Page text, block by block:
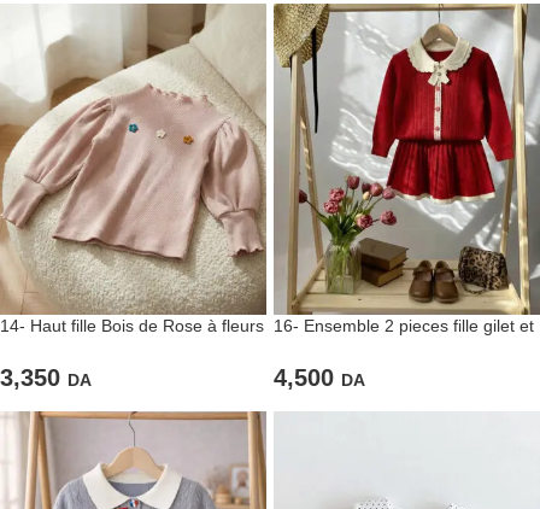
14- Haut fille Bois de Rose à fleurs
3,350 DA
16- Ensemble 2 pieces fille gilet et
4,500 DA